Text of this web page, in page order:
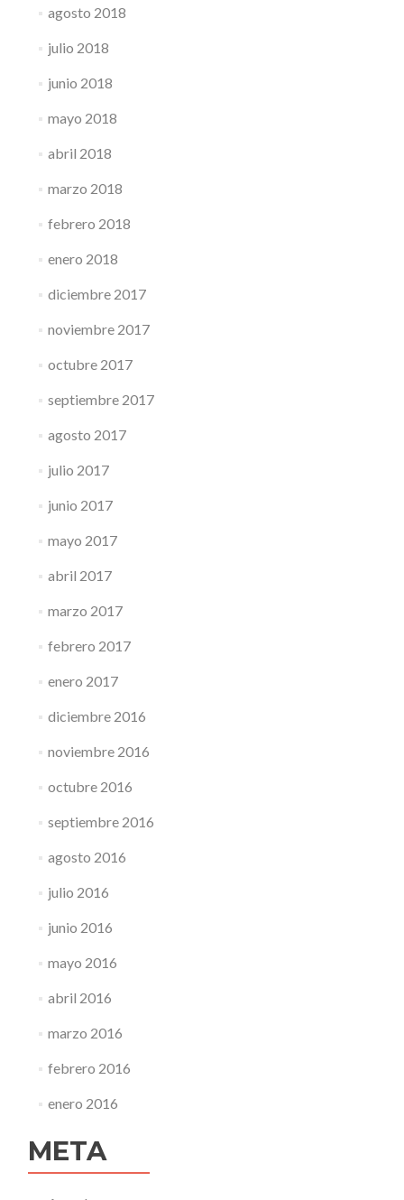
agosto 2018
julio 2018
junio 2018
mayo 2018
abril 2018
marzo 2018
febrero 2018
enero 2018
diciembre 2017
noviembre 2017
octubre 2017
septiembre 2017
agosto 2017
julio 2017
junio 2017
mayo 2017
abril 2017
marzo 2017
febrero 2017
enero 2017
diciembre 2016
noviembre 2016
octubre 2016
septiembre 2016
agosto 2016
julio 2016
junio 2016
mayo 2016
abril 2016
marzo 2016
febrero 2016
enero 2016
META